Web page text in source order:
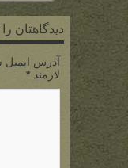
دیدگاهتان
آدرس ایمیل
لازمند *